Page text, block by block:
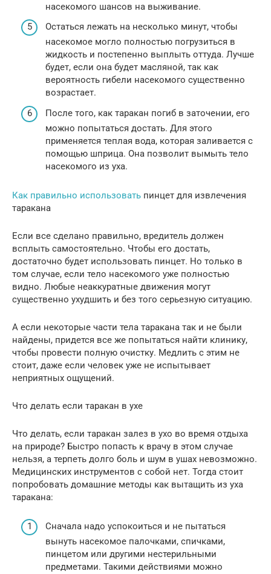
насекомого шансов на выживание.
Остаться лежать на несколько минут, чтобы
насекомое могло полностью погрузиться в
жидкость и постепенно выплыть оттуда. Лучше
будет, если она будет масляной, так как
вероятность гибели насекомого существенно
возрастает.
После того, как таракан погиб в заточении, его
можно попытаться достать. Для этого
применяется теплая вода, которая заливается с
помощью шприца. Она позволит вымыть тело
насекомого из уха.
Как правильно использовать пинцет для извлечения
таракана
Если все сделано правильно, вредитель должен
всплыть самостоятельно. Чтобы его достать,
достаточно будет использовать пинцет. Но только в
том случае, если тело насекомого уже полностью
видно. Любые неаккуратные движения могут
существенно ухудшить и без того серьезную ситуацию.
А если некоторые части тела таракана так и не были
найдены, придется все же попытаться найти клинику,
чтобы провести полную очистку. Медлить с этим не
стоит, даже если человек уже не испытывает
неприятных ощущений.
Что делать если таракан в ухе
Что делать, если таракан залез в ухо во время отдыха
на природе? Быстро попасть к врачу в этом случае
нельзя, а терпеть долго боль и шум в ушах невозможно.
Медицинских инструментов с собой нет. Тогда стоит
попробовать домашние методы как вытащить из уха
таракана:
Сначала надо успокоиться и не пытаться
вынуть насекомое палочками, спичками,
пинцетом или другими нестерильными
предметами. Такими действиями можно